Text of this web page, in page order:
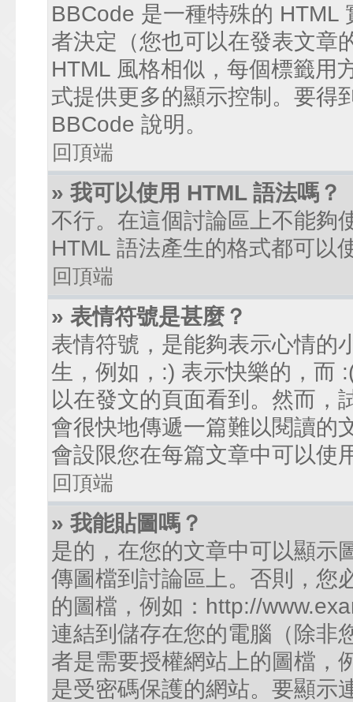
BBCode 是一種特殊的 HTML
者決定（您也可以在發表文章
HTML 風格相似，每個標籤用
式提供更多的顯示控制。要得
BBCode 說明。
回頂端
» 我可以使用 HTML 語法嗎？
不行。在這個討論區上不能夠
HTML 語法產生的格式都可以
回頂端
» 表情符號是甚麼？
表情符號，是能夠表示心情的
生，例如，:) 表示快樂的，而
以在發文的頁面看到。然而，
會很快地傳遞一篇難以閱讀的
會設限您在每篇文章中可以使
回頂端
» 我能貼圖嗎？
是的，在您的文章中可以顯示
傳圖檔到討論區上。否則，您
的圖檔，例如：http://
連結到儲存在您的電腦（除非
者是需要授權網站上的圖檔，
是受密碼保護的網站。要顯示